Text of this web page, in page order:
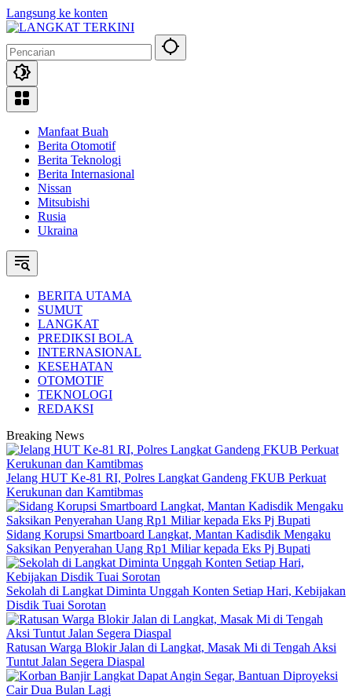
Langsung ke konten
Manfaat Buah
Berita Otomotif
Berita Teknologi
Berita Internasional
Nissan
Mitsubishi
Rusia
Ukraina
BERITA UTAMA
SUMUT
LANGKAT
PREDIKSI BOLA
INTERNASIONAL
KESEHATAN
OTOMOTIF
TEKNOLOGI
REDAKSI
Breaking News
Jelang HUT Ke-81 RI, Polres Langkat Gandeng FKUB Perkuat
Kerukunan dan Kamtibmas
Sidang Korupsi Smartboard Langkat, Mantan Kadisdik Mengaku
Saksikan Penyerahan Uang Rp1 Miliar kepada Eks Pj Bupati
Sekolah di Langkat Diminta Unggah Konten Setiap Hari, Kebijakan
Disdik Tuai Sorotan
Ratusan Warga Blokir Jalan di Langkat, Masak Mi di Tengah Aksi
Tuntut Jalan Segera Diaspal